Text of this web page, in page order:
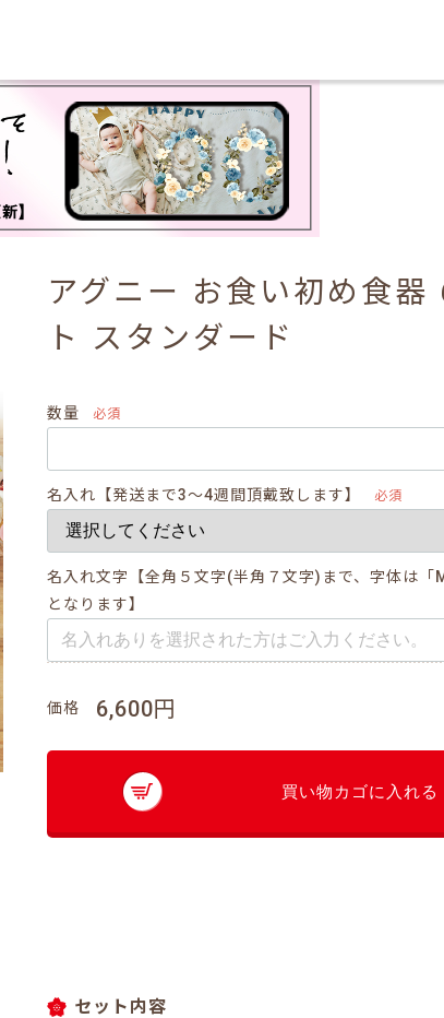
アグニー お食い初め食器
ト スタンダード
数量 必須
名入れ【発送まで3～4週間頂戴致します】 必須
名入れ文字【全角５文字(半角７文字)まで、字体は「
となります】
価格 6,600円
買い物カゴに入れる
セット内容